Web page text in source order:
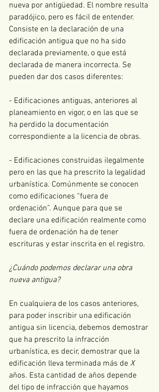
nueva por antigüedad. El nombre resulta
paradójico, pero es fácil de entender.
Consiste en la declaración de una
edificación antigua que no ha sido
declarada previamente, o que está
declarada de manera incorrecta. Se
pueden dar dos casos diferentes:
- Edificaciones antiguas, anteriores al
planeamiento en vigor, o en las que se
ha perdido la documentación
correspondiente a la licencia de obras.
- Edificaciones construidas ilegalmente
pero en las que ha prescrito la legalidad
urbanística. Comúnmente se conocen
como edificaciones “fuera de
ordenación”. Aunque para que se
declare una edificación realmente como
fuera de ordenación ha de tener
escrituras y estar inscrita en el registro.
¿Cuándo podemos declarar una obra
nueva antigua?
En cualquiera de los casos anteriores,
para poder inscribir una edificación
antigua sin licencia, debemos demostrar
que ha prescrito la infracción
urbanística, es decir, demostrar que la
edificación lleva terminada más de X
años. Esta cantidad de años depende
del tipo de infracción que hayamos